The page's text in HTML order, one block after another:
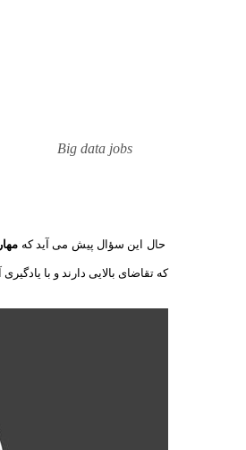
Big data jobs
حال این سؤال پیش می آید که
که تقاضای بالایی دارند و با